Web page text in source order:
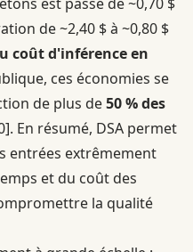
de ~2,40 $ à ~0,80 $
coût d'inférence en
ces économies se
de plus de50 % des
. En résumé, DSA permet
entrées extrêmement
et du coût des
la qualité